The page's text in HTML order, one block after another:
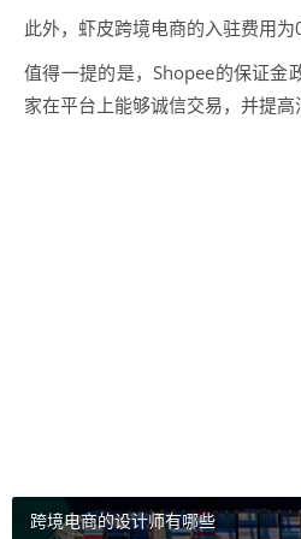
此外，虾皮跨境电商的入驻费用
值得一提的是，Shopee的保证金
家在平台上能够诚信交易，并提高
跨境电商的设计师有哪些